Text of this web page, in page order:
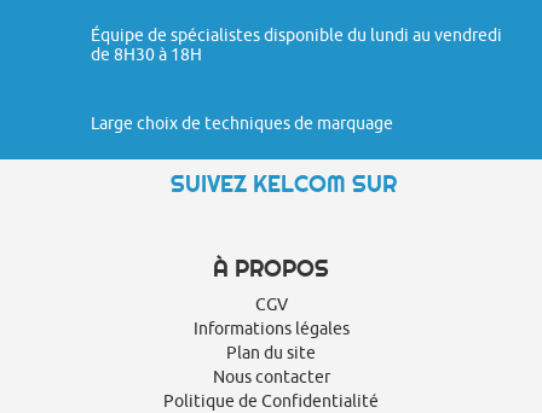
Équipe de spécialistes disponible du lundi au vendredi
de 8H30 à 18H
Large choix de techniques de marquage
SUIVEZ KELCOM SUR
À PROPOS
CGV
Informations légales
Plan du site
Nous contacter
Politique de Confidentialité